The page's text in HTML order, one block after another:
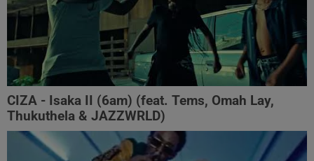
CIZA - Isaka II (6am) (feat. Tems, Omah Lay,
Thukuthela & JAZZWRLD)